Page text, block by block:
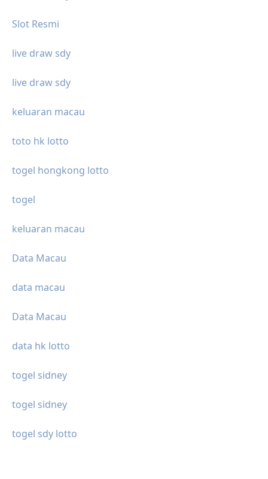
Slot Resmi
live draw sdy
live draw sdy
keluaran macau
toto hk lotto
togel hongkong lotto
togel
keluaran macau
Data Macau
data macau
Data Macau
data hk lotto
togel sidney
togel sidney
togel sdy lotto